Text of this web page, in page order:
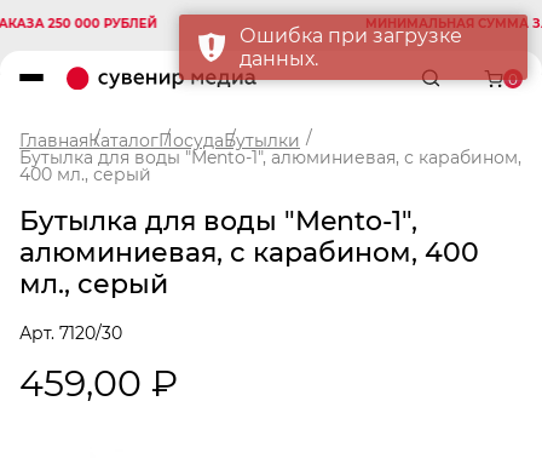
250 000 РУБЛЕЙ МИНИМАЛЬНАЯ СУММА
0
ГлавнаяКаталогПосудаБутылки
Бутылка для воды "Mento-1", алюминиевая, с карабином,
400 мл., серый
Бутылка для воды "Mento-1",
алюминиевая, с карабином, 400
мл., серый
Арт. 7120/30
459,00 ₽
Ошибка при загрузке
данных.